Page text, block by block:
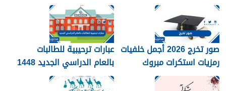
صور تخرج 2026 أجمل خلفيات
رمزيات استكرات مبروك
التخرج 1448
عبارات ترحيبية للطالبات
بالعام الدراسي الجديد 1448
بالصور